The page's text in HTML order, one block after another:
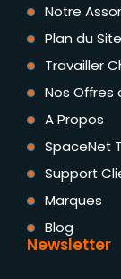
Notre
Plan du Site
Travailler
Nos Offres
A Propos
SpaceNet
Support
Marques
Blog
Newsletter